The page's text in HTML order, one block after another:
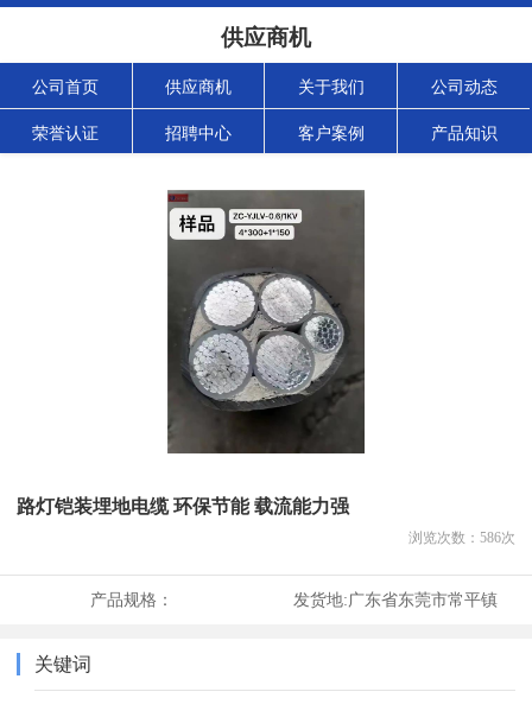
供应商机
公司首页 供应商机 关于我们 公司动态
荣誉认证 招聘中心 客户案例 产品知识
路灯铠装埋地电缆 环保节能 载流能力强
浏览次数： 586次
产品规格： 发货地:广东省东莞市常平镇
关键词